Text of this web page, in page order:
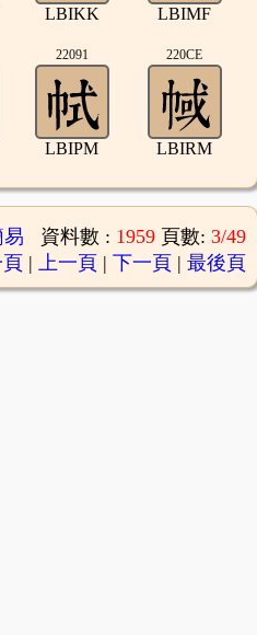
LBIKK LBIMF
22091
LBIPM
220CE
LBIRM
易 資料數 : 1959 頁數: 3/49
| 上一頁 | 下一頁 | 最後頁